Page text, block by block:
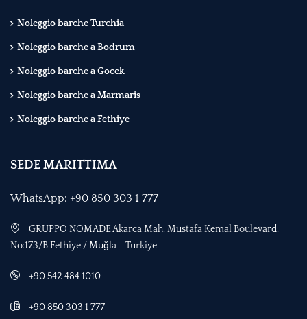
Noleggio barche Turchia
Noleggio barche a Bodrum
Noleggio barche a Gocek
Noleggio barche a Marmaris
Noleggio barche a Fethiye
SEDE MARITTIMA
WhatsApp: +90 850 303 1 777
GRUPPO NOMADE Akarca Mah. Mustafa Kemal Boulevard.
No:173/B Fethiye / Muğla - Turkiye
+90 542 484 1010
+90 850 303 1 777